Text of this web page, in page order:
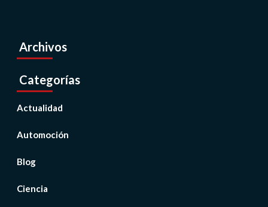
Archivos
Categorías
Actualidad
Automoción
Blog
Ciencia